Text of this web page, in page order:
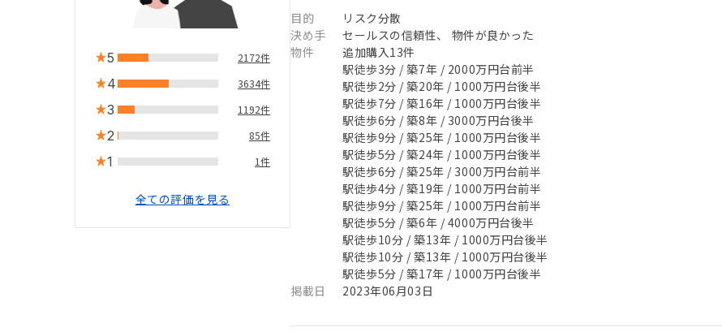
5 2172件
4 3634件
3 1192件
2 85件
1 1件
全ての評価を見る
目的
リスク分散
決め手
セールスの信頼性、 物件が良かった
物件
追加購入13件
駅徒歩3分 / 築7年 / 2000万円台前半
駅徒歩2分 / 築20年 / 1000万円台後半
駅徒歩7分 / 築16年 / 1000万円台後半
駅徒歩6分 / 築8年 / 3000万円台後半
駅徒歩9分 / 築25年 / 1000万円台後半
駅徒歩5分 / 築24年 / 1000万円台後半
駅徒歩6分 / 築25年 / 3000万円台前半
駅徒歩4分 / 築19年 / 1000万円台前半
駅徒歩9分 / 築25年 / 1000万円台前半
駅徒歩5分 / 築6年 / 4000万円台後半
駅徒歩10分 / 築13年 / 1000万円台後半
駅徒歩10分 / 築13年 / 1000万円台後半
駅徒歩5分 / 築17年 / 1000万円台後半
掲載日
2023年06月03日